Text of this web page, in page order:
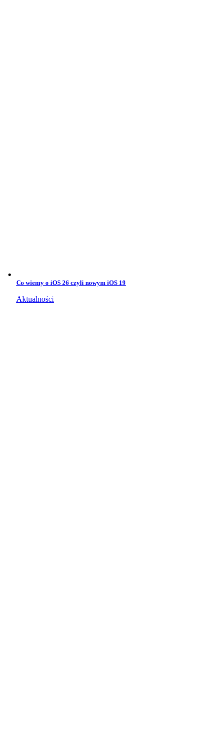
Co wiemy o iOS 26 czyli nowym iOS 19
Aktualności